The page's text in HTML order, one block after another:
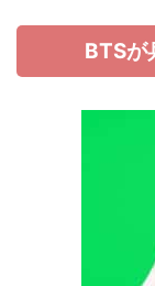
BTSが